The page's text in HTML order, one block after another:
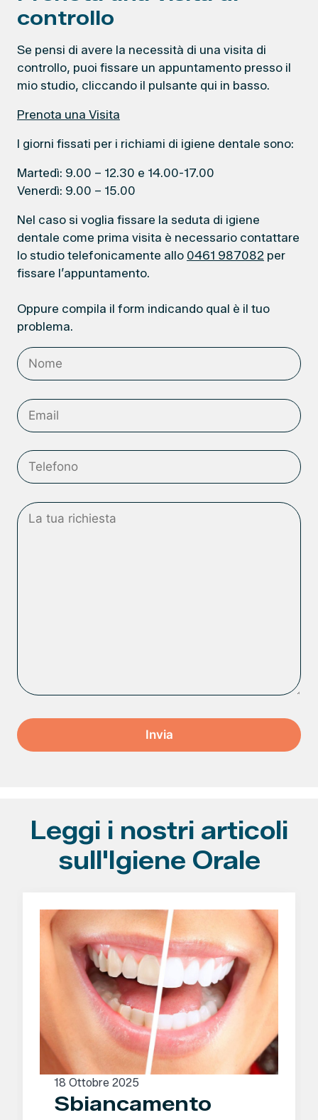
controllo
Se pensi di avere la necessità di una visita di
controllo, puoi fissare un appuntamento presso il
mio studio, cliccando il pulsante qui in basso.
Prenota una Visita
I giorni fissati per i richiami di igiene dentale sono:
Martedì: 9.00 – 12.30 e 14.00-17.00
Venerdì: 9.00 – 15.00
Nel caso si voglia fissare la seduta di igiene
dentale come prima visita è necessario contattare
lo studio telefonicamente allo 0461 987082 per
fissare l’appuntamento.
Oppure compila il form indicando qual è il tuo
problema.
Leggi i nostri articoli
sull'Igiene Orale
18 Ottobre 2025
Sbiancamento